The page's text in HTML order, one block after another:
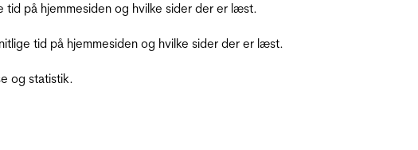
tid på hjemmesiden og hvilke sider der er læst.
tid på hjemmesiden og hvilke sider der er læst.
og statistik.